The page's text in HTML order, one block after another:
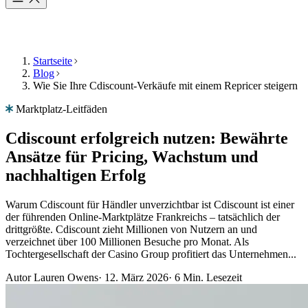
Produkt
Ressourcen
Unternehmen
DE
Kontakt
aufnehmen
Produkt
Funktionen
Algorithmisches
Repricing
Preise,
die
sich
automatisch
an
Ihre
Ressourcen
Unternehmen
Sprache
Multiply
in
Ihrer
Sprache
mit
länderspezifischen
Funktionen.
Startseite
Blog
Wie Sie Ihre Cdiscount-Verkäufe mit einem Repricer steigern
Marktplatz-Leitfäden
Cdiscount erfolgreich nutzen: Bewährte
Ansätze für Pricing, Wachstum und
nachhaltigen Erfolg
Warum Cdiscount für Händler unverzichtbar ist Cdiscount ist einer
der führenden Online-Marktplätze Frankreichs – tatsächlich der
drittgrößte. Cdiscount zieht Millionen von Nutzern an und
verzeichnet über 100 Millionen Besuche pro Monat. Als
Tochtergesellschaft der Casino Group profitiert das Unternehmen...
AutorLauren Owens· 12. März 2026· 6 Min. Lesezeit